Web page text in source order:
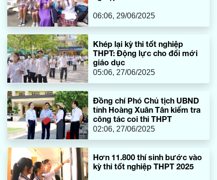
06:06, 29/06/2025
Khép lại kỳ thi tốt nghiệp
THPT: Động lực cho đổi mới
giáo dục
05:06, 27/06/2025
Đồng chí Phó Chủ tịch UBND
tỉnh Hoàng Xuân Tân kiểm tra
công tác coi thi THPT
02:06, 27/06/2025
Hơn 11.800 thí sinh bước vào
kỳ thi tốt nghiệp THPT 2025